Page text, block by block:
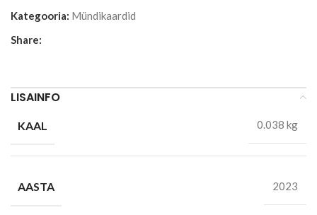
Kategooria: Mündikaardid
Share:
LISAINFO
KAAL 0.038 kg
AASTA 2023